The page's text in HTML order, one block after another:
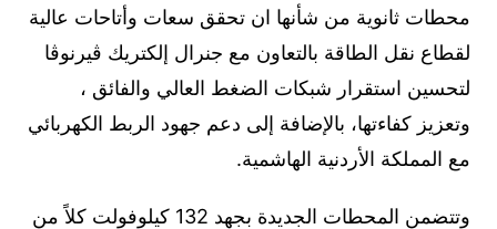
محطات ثانوية من شأنها ان تحقق سعات وأتاحات عالية
لقطاع نقل الطاقة بالتعاون مع جنرال إلكتريك ڤيرنوڤا
لتحسين استقرار شبكات الضغط العالي والفائق ،
وتعزيز كفاءتها، بالإضافة إلى دعم جهود الربط الكهربائي
مع المملكة الأردنية الهاشمية.
وتتضمن المحطات الجديدة بجهد 132 كيلوفولت كلاً من